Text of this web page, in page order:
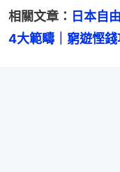
相關文章： 日本自
4大範疇｜窮遊慳錢